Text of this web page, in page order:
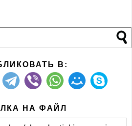
В:
НА ФАЙЛ